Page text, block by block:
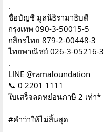
.
ชื่อบัญชี มูลนิธิรามาธิบดี
กรุงเทพ 090-3-50015-5
กสิกรไทย 879-2-00448-3
ไทยพาณิชย์ 026-3-05216-3
.
LINE @ramafoundation
📞 0 2201 1111
ใบเสร็จลดหย่อนภาษี 2 เท่า*
#คำว่าให้ไม่สิ้นสุด